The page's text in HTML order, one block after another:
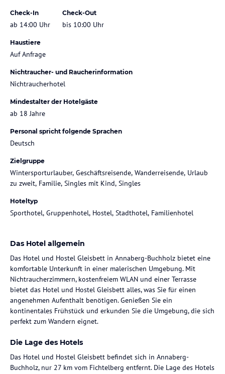
Check-In
ab 14:00 Uhr
Check-Out
bis 10:00 Uhr
Haustiere
Auf Anfrage
Nichtraucher- und Raucherinformation
Nichtraucherhotel
Mindestalter der Hotelgäste
ab 18 Jahre
Personal spricht folgende Sprachen
Deutsch
Zielgruppe
Wintersporturlauber, Geschäftsreisende, Wanderreisende, Urlaub
zu zweit, Familie, Singles mit Kind, Singles
Hoteltyp
Sporthotel, Gruppenhotel, Hostel, Stadthotel, Familienhotel
Das Hotel allgemein
Das Hotel und Hostel Gleisbett in Annaberg-Buchholz bietet eine
komfortable Unterkunft in einer malerischen Umgebung. Mit
Nichtraucherzimmern, kostenfreiem WLAN und einer Terrasse
bietet das Hotel und Hostel Gleisbett alles, was Sie für einen
angenehmen Aufenthalt benötigen. Genießen Sie ein
kontinentales Frühstück und erkunden Sie die Umgebung, die sich
perfekt zum Wandern eignet.
Die Lage des Hotels
Das Hotel und Hostel Gleisbett befindet sich in Annaberg-
Buchholz, nur 27 km vom Fichtelberg entfernt. Die Lage des Hotels